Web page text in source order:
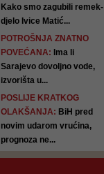
Kako smo zagubili remek-
djelo Ivice Matić...
POTROŠNJA ZNATNO
POVEĆANA: Ima li
Sarajevo dovoljno vode,
izvorišta u...
POSLIJE KRATKOG
OLAKŠANJA: BiH pred
novim udarom vrućina,
prognoza ne...